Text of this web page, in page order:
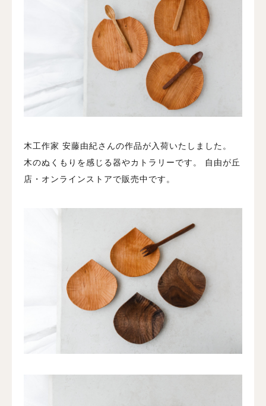
木工作家 安藤由紀さんの作品が入荷いたしました。
木のぬくもりを感じる器やカトラリーです。
自由が丘
店・オンラインストアで販売中です。